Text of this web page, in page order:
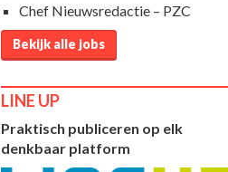
Chef Nieuwsredactie – PZC
Bekijk alle jobs
LINE UP
Praktisch publiceren op elk
denkbaar platform